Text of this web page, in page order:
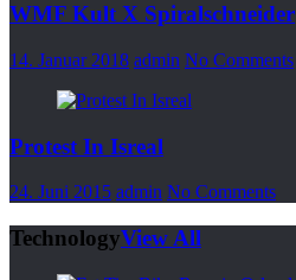
WMF Kult X Spiralschneider
14. Januar 2018 admin No Comments
Protest In Isreal
24. Juni 2015 admin No Comments
TechnologyView All